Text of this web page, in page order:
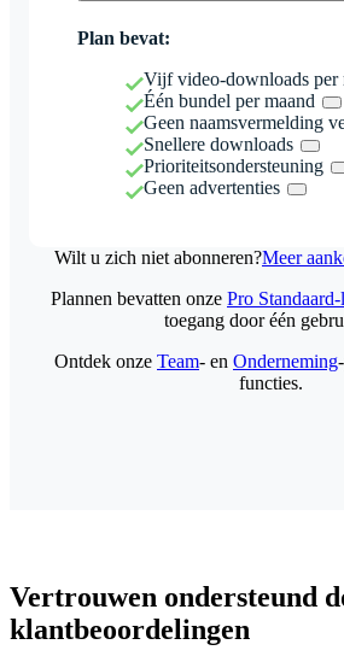
Plan bevat:
Vijf video-downloads per
Één bundel per maand
Geen naamsvermelding
Snellere downloads
Prioriteitsondersteuning
Geen advertenties
Wilt u zich niet abonneren?Meer
Plannen bevatten onze Pro
toegang door één
Ontdek onze Team- en Onderneming
functies.
Vertrouwen ondersteund
klantbeoordelingen